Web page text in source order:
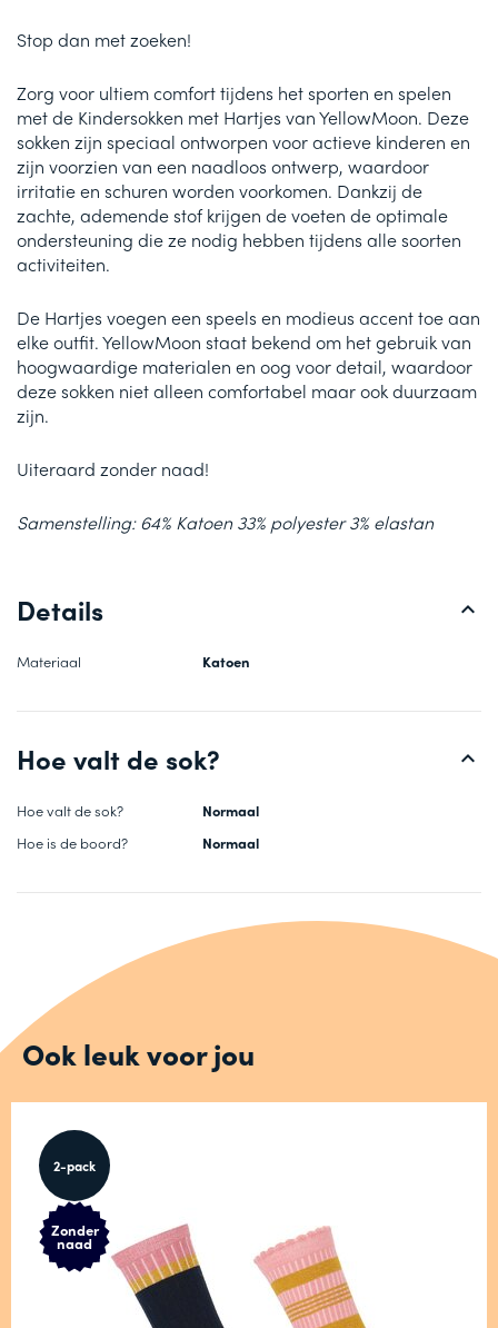
Stop dan met zoeken!
Zorg voor ultiem comfort tijdens het sporten en spelen
met de Kindersokken met Hartjes van YellowMoon. Deze
sokken zijn speciaal ontworpen voor actieve kinderen en
zijn voorzien van een naadloos ontwerp, waardoor
irritatie en schuren worden voorkomen. Dankzij de
zachte, ademende stof krijgen de voeten de optimale
ondersteuning die ze nodig hebben tijdens alle soorten
activiteiten.
De Hartjes voegen een speels en modieus accent toe aan
elke outfit. YellowMoon staat bekend om het gebruik van
hoogwaardige materialen en oog voor detail, waardoor
deze sokken niet alleen comfortabel maar ook duurzaam
zijn.
Uiteraard zonder naad!
Samenstelling: 64% Katoen 33% polyester 3% elastan
Details
Materiaal Katoen
Hoe valt de sok?
Hoe valt de sok?
Normaal
Hoe is de boord?
Normaal
Ook leuk voor jou
2-pack
Zonder
naad